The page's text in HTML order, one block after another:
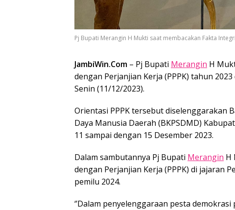
Pj Bupati Merangin H Mukti saat membacakan Fakta
JambiWin.Com – Pj Bupati Merangin H
dengan Perjanjian Kerja (PPPK) tahun
Senin (11/12/2023).
Orientasi PPPK tersebut diselenggarakan
Daya Manusia Daerah (BKPSDMD)
11 sampai dengan 15 Desember 2023.
Dalam sambutannya Pj Bupati Merangin H
dengan Perjanjian Kerja (PPPK) di jajaran
pemilu 2024.
‘’Dalam penyelenggaraan pesta